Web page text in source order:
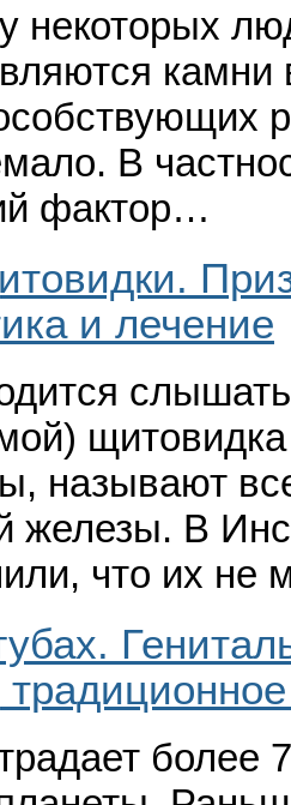
некоторых
В
фактор…
и лечение
называют
железы. В
что их не
более